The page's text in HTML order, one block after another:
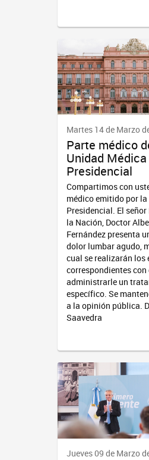
Martes 14 de Marzo
Parte médico
Unidad Médica
Presidencial
Compartimos con
médico emitido por
Presidencial. El
la Nación, Doctor
Fernández presenta
dolor lumbar agudo,
cual se realizarán los
correspondientes con
administrarle un
específico. Se
a la opinión pública.
Saavedra
Jueves 09 de Marzo